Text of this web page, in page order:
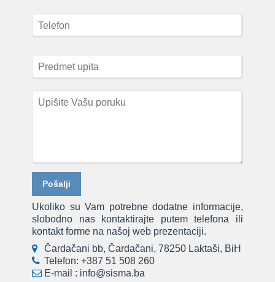
Ukoliko su Vam potrebne dodatne informacije,
slobodno nas kontaktirajte putem telefona ili
kontakt forme na našoj web prezentaciji.
Čardačani bb, Čardačani, 78250 Laktaši, BiH
Telefon: +387 51 508 260
E-mail : info@sisma.ba